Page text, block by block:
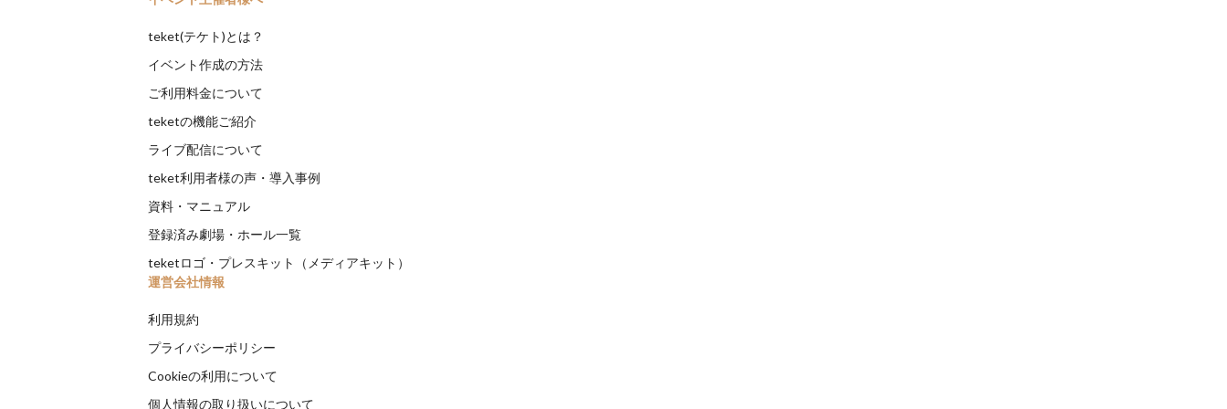
teket(テケト)とは？
イベント作成の方法
ご利用料金について
teketの機能ご紹介
ライブ配信について
teket利用者様の声・導入事例
資料・マニュアル
登録済み劇場・ホール一覧
teketロゴ・プレスキット（メディアキット）
運営会社情報
利用規約
プライバシーポリシー
Cookieの利用について
個人情報の取り扱いについて